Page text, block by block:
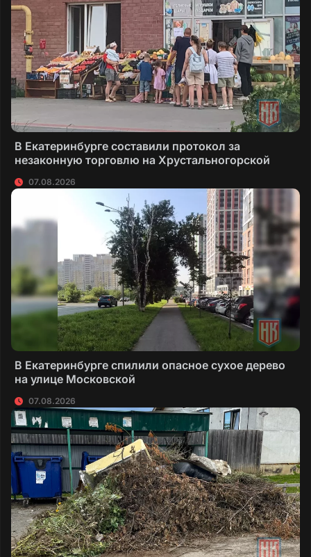
В Екатеринбурге составили протокол за
незаконную торговлю на Хрустальногорской
07.08.2026
В Екатеринбурге спилили опасное сухое дерево
на улице Московской
07.08.2026